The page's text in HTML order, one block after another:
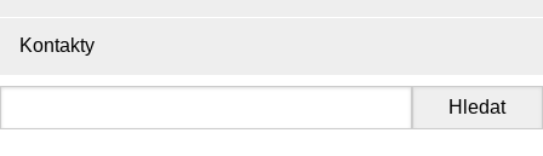
Kontakty